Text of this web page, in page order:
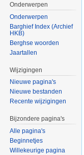
Onderwerpen
Onderwerpen
Barghief Index (Archief
HKB)
Berghse woorden
Jaartallen
Wijzigingen
Nieuwe pagina's
Nieuwe bestanden
Recente wijzigingen
Bijzondere pagina's
Alle pagina's
Beginnetjes
Willekeurige pagina